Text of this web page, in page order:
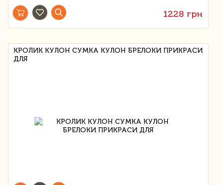
1228 грн
КРОЛИК КУЛОН СУМКА КУЛОН БРЕЛОКИ ПРИКРАСИ
ДЛЯ